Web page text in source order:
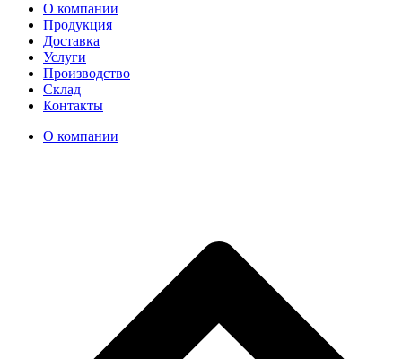
О компании
Продукция
Доставка
Услуги
Производство
Склад
Контакты
О компании